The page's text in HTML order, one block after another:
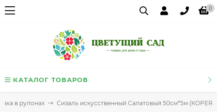
0
КАТАЛОГ ТОВАРОВ
в рулонах Сизаль искусственный Салатовый 50см*5м (КОРЕЯ)